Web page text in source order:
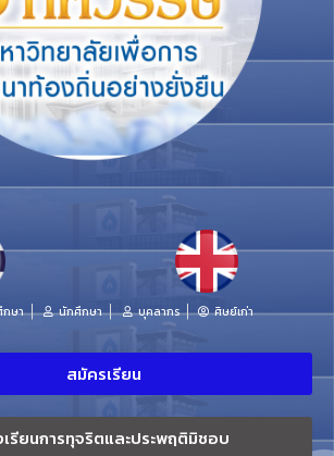
กษา นักศึกษา บุคลากร ศิษย์เก่า
สมัครเรียน
รียนการทุจริตและประพฤติมิชอบ